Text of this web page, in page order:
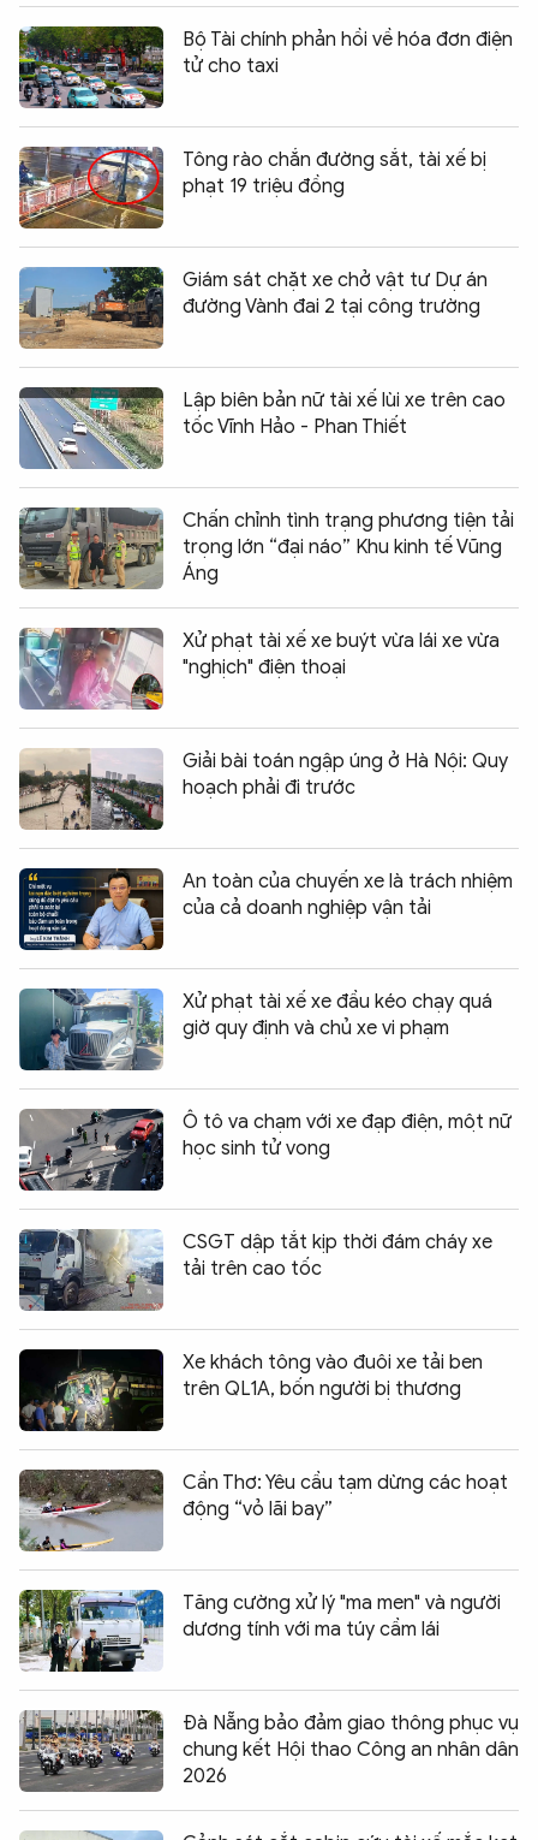
Bộ Tài chính phản hồi về hóa đơn điện
tử cho taxi
Tông rào chắn đường sắt, tài xế bị
phạt 19 triệu đồng
Giám sát chặt xe chở vật tư Dự án
đường Vành đai 2 tại công trường
Lập biên bản nữ tài xế lùi xe trên cao
tốc Vĩnh Hảo - Phan Thiết
Chấn chỉnh tình trạng phương tiện tải
trọng lớn “đại náo” Khu kinh tế Vũng
Áng
Xử phạt tài xế xe buýt vừa lái xe vừa
"nghịch" điện thoại
Giải bài toán ngập úng ở Hà Nội: Quy
hoạch phải đi trước
An toàn của chuyến xe là trách nhiệm
của cả doanh nghiệp vận tải
Xử phạt tài xế xe đầu kéo chạy quá
giờ quy định và chủ xe vi phạm
Ô tô va chạm với xe đạp điện, một nữ
học sinh tử vong
CSGT dập tắt kịp thời đám cháy xe
tải trên cao tốc
Xe khách tông vào đuôi xe tải ben
trên QL1A, bốn người bị thương
Cần Thơ: Yêu cầu tạm dừng các hoạt
động “vỏ lãi bay”
Tăng cường xử lý "ma men" và người
dương tính với ma túy cầm lái
Đà Nẵng bảo đảm giao thông phục vụ
chung kết Hội thao Công an nhân dân
2026